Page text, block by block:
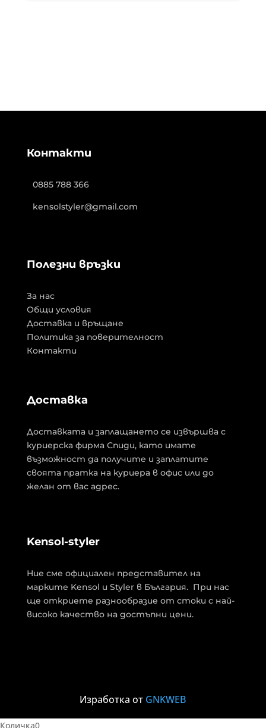
Контакти
0885 788 366
kensolstyler@gmail.com
Полезни връзки
За нас
Общи условия
Доставка и връщане
Политика за поверителност
Контакти
Доставка
Доставката и заплащането се извършва с
куриерска фирма Спиди, като имате
възможност да получите и заплатите
своята пратка на куриера в офис или до
желан от вас адрес.
Kensol-styler
Ние сме официален представител на
марките Kensol и Styler в България. При нас
ще откриете разнообразие от стоки с най-
високо качество на достъпни цени.
Изработка от GNKWEB
Количка0